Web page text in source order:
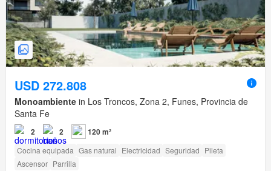
USD 272.808
Monoambiente in Los Troncos, Zona 2, Funes, Provincia de
Santa Fe
2 2 120 m²
Cocina equipada Gas natural Electricidad Seguridad Pileta
Ascensor Parrilla